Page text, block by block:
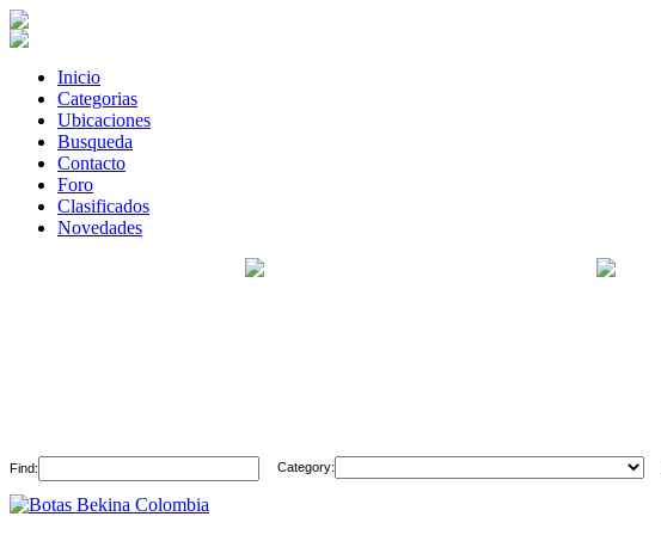
Inicio
Categorias
Ubicaciones
Busqueda
Contacto
Foro
Clasificados
Novedades
Find: Category: